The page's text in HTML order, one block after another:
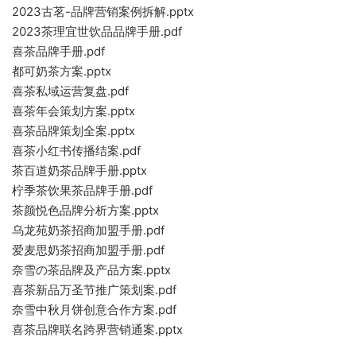
2023古茗-品牌营销案例拆解.pptx
2023茶理宜世饮品品牌手册.pdf
喜茶品牌手册.pdf
都可奶茶方案.pptx
喜茶私域运营复盘.pdf
喜茶年会策划方案.pptx
喜茶品牌策划全案.pptx
喜茶小红书传播结案.pdf
茶百道奶茶品牌手册.pptx
柠季茶饮果茶品牌手册.pdf
茶颜悦色品牌分析方案.pptx
乌龙苑奶茶招商加盟手册.pdf
爱麦思奶茶招商加盟手册.pdf
奈雪の茶品牌及产品方案.pptx
喜茶新品万圣节推广策划案.pdf
奈雪中秋月饼创意合作方案.pdf
喜茶品牌联名跨界营销通案.pptx